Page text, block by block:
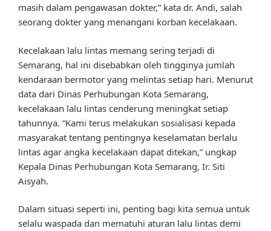
masih dalam pengawasan dokter,” kata dr. Andi, salah
seorang dokter yang menangani korban kecelakaan.
Kecelakaan lalu lintas memang sering terjadi di
Semarang, hal ini disebabkan oleh tingginya jumlah
kendaraan bermotor yang melintas setiap hari. Menurut
data dari Dinas Perhubungan Kota Semarang,
kecelakaan lalu lintas cenderung meningkat setiap
tahunnya. “Kami terus melakukan sosialisasi kepada
masyarakat tentang pentingnya keselamatan berlalu
lintas agar angka kecelakaan dapat ditekan,” ungkap
Kepala Dinas Perhubungan Kota Semarang, Ir. Siti
Aisyah.
Dalam situasi seperti ini, penting bagi kita semua untuk
selalu waspada dan mematuhi aturan lalu lintas demi